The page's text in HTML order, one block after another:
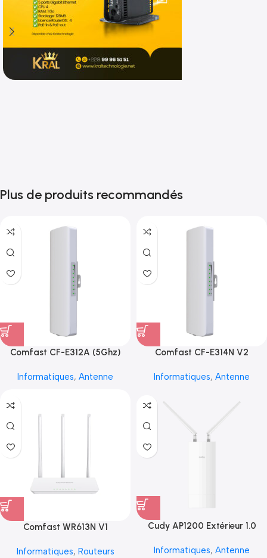
Plus de produits recommandés
Comfast CF-E312A (5Ghz)
Informatiques, Antenne
Comfast CF-E314N V2
Informatiques, Antenne
Comfast WR613N V1
Informatiques, Routeurs
Cudy AP1200 Extérieur 1.0
Informatiques, Antenne